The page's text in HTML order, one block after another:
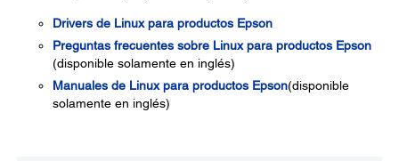
Drivers de Linux para productos Epson
Preguntas frecuentes sobre Linux para productos Epson
(disponible solamente en inglés)
Manuales de Linux para productos Epson(disponible
solamente en inglés)